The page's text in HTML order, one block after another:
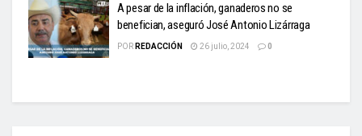
A pesar de la inflación, ganaderos no se
benefician, aseguró José Antonio Lizárraga
POR REDACCIÓN 26 julio, 2024 0